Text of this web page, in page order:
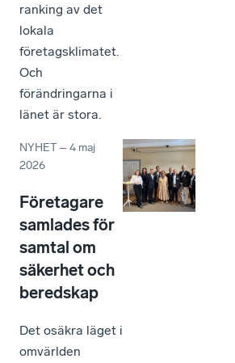
ranking av det
lokala
företagsklimatet.
Och
förändringarna i
länet är stora.
NYHET –4 maj
2026
Företagare
samlades för
samtal om
säkerhet och
beredskap
Det osäkra läget i
omvärlden